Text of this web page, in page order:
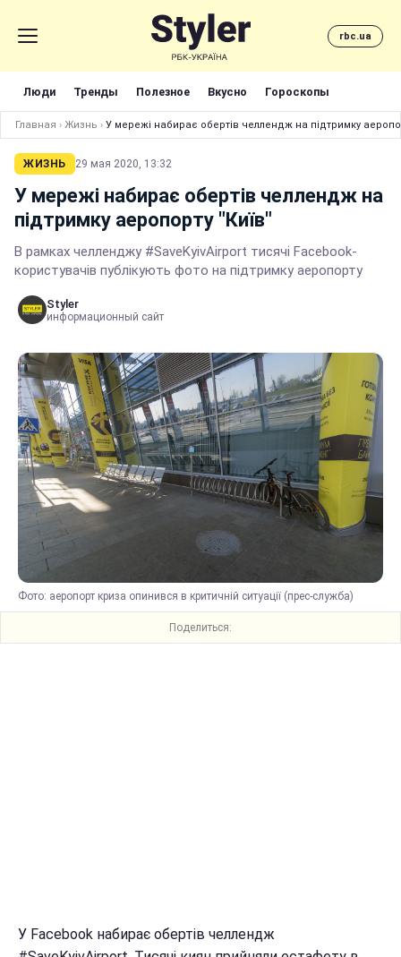
rbc.ua
Люди Тренды Полезное Вкусно Гороскопы
Главная › Жизнь › У мережі набирає обертів челлендж на підтримку
ЖИЗНЬ 29 мая 2020, 13:32
У мережі набирає обертів челлендж на
підтримку аеропорту "Київ"
В рамках челленджу #SaveKyivAirport тисячі Facebook-
користувачів публікують фото на підтримку аеропорту
Styler
информационный сайт
Фото: аеропорт криза опинився в критичній ситуації (прес-служба)
Поделиться:
У Facebook набирає обертів челлендж